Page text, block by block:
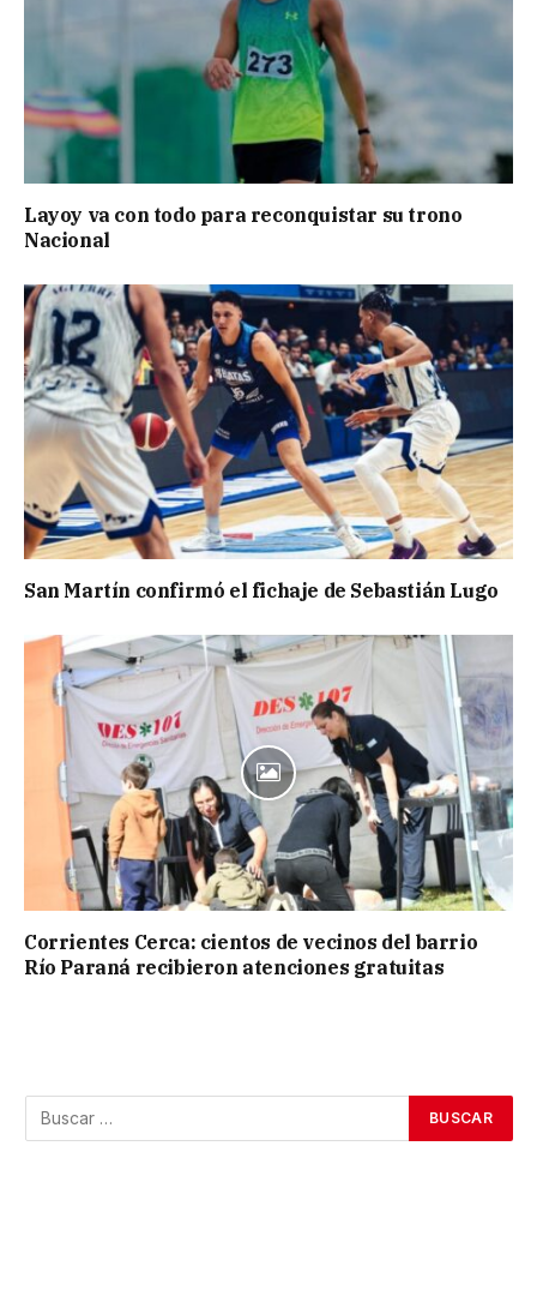
Layoy va con todo para reconquistar su trono
Nacional
San Martín confirmó el fichaje de Sebastián Lugo
Corrientes Cerca: cientos de vecinos del barrio
Río Paraná recibieron atenciones gratuitas